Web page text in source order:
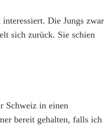
Die Jungs zwar
sich zurück. Sie schien
Schweiz in einen
bereit gehalten, falls ich